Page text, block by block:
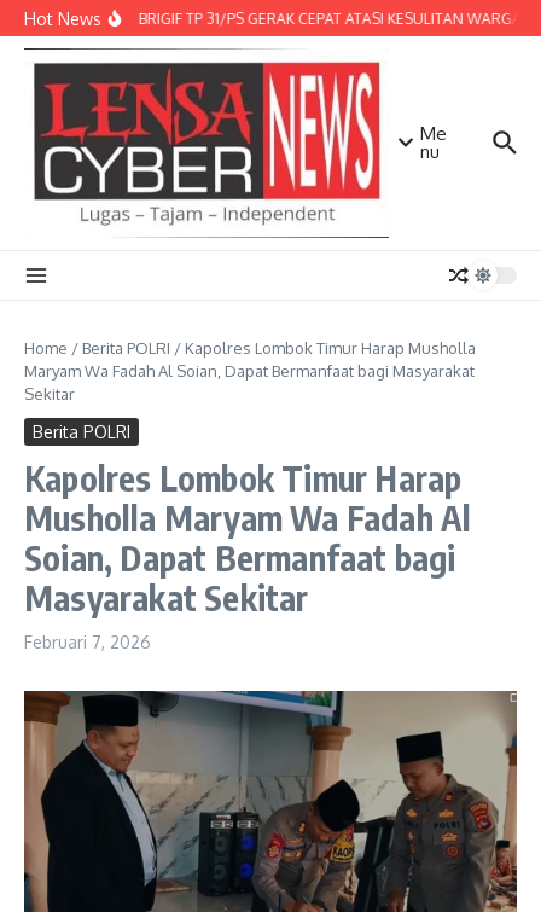
Lewati ke konten
Hot NewsDENMA BRIGIF TP 31/PS GERAK CEPAT ATASI KESULITAN WARGA,
Me
nu
Home / Berita POLRI / Kapolres Lombok Timur Harap Musholla
Maryam Wa Fadah Al Soian, Dapat Bermanfaat bagi Masyarakat
Sekitar
Berita POLRI
Kapolres Lombok Timur Harap
Musholla Maryam Wa Fadah Al
Soian, Dapat Bermanfaat bagi
Masyarakat Sekitar
Februari 7, 2026